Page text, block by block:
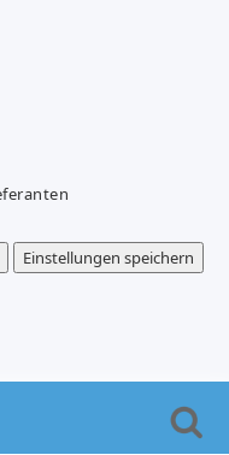
Einstellungen speichern